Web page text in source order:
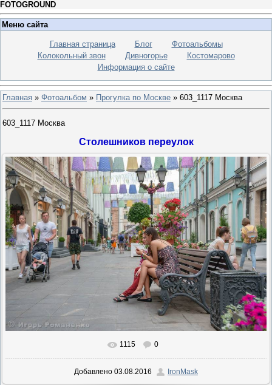
FOTOGROUND
Меню сайта
Главная страница Блог
Фотоальбомы
Колокольный звон
Дивногорье
Костомарово
Информация о сайте
Главная » Фотоальбом » Прогулка по Москве » 603_1117 Москва
603_1117 Москва
Столешников переулок
В реальном размере 900x600
1115 0
Добавлено 03.08.2016 IronMask